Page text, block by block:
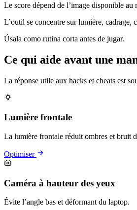
Le score dépend de l’image disponible au
L’outil se concentre sur lumière,
Úsala como rutina corta antes de jugar.
Ce qui aide avant une
La réponse utile aux hacks et cheats est
Lumière frontale
La lumière frontale réduit ombres et bruit
Optimiser
Caméra à hauteur des yeux
Évite l’angle bas et déformant du laptop.